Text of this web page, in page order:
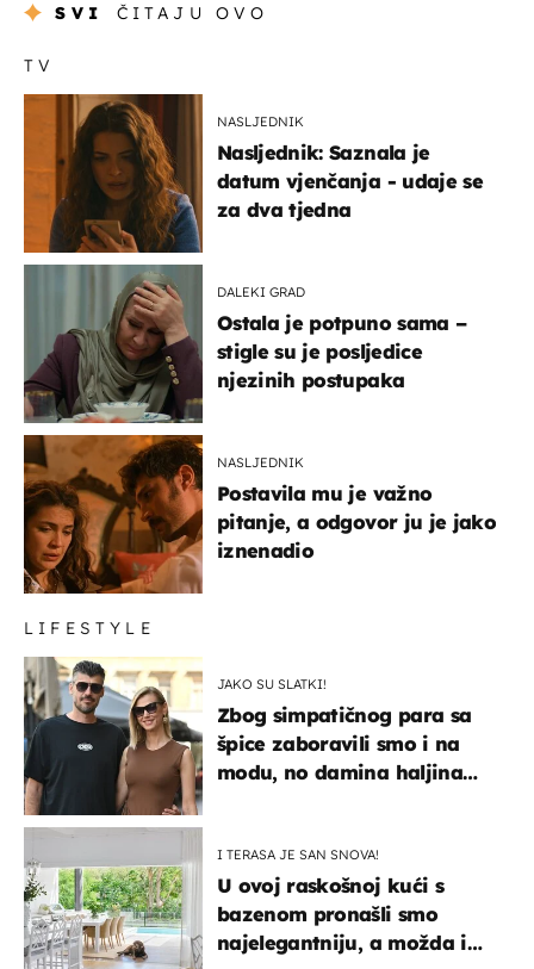
SVI ČITAJU OVO
TV
NASLJEDNIK
Nasljednik: Saznala je
datum vjenčanja - udaje se
za dva tjedna
DALEKI GRAD
Ostala je potpuno sama –
stigle su je posljedice
njezinih postupaka
NASLJEDNIK
Postavila mu je važno
pitanje, a odgovor ju je jako
iznenadio
LIFESTYLE
JAKO SU SLATKI!
Zbog simpatičnog para sa
špice zaboravili smo i na
modu, no damina haljina
I TERASA JE SAN SNOVA!
U ovoj raskošnoj kući s
bazenom pronašli smo
najelegantniju, a možda i